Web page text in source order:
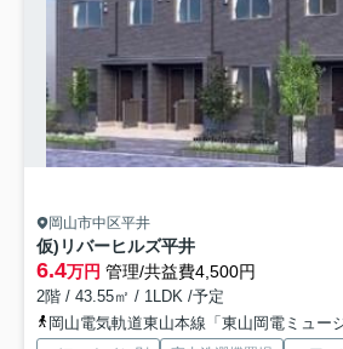
岡山市中区平井
仮)リバーヒルズ平井
6.4万円 管理/共益費4,500円
2階 / 43.55㎡ / 1LDK /予定
岡山電気軌道東山本線「東山岡電ミュージアム」駅 バ